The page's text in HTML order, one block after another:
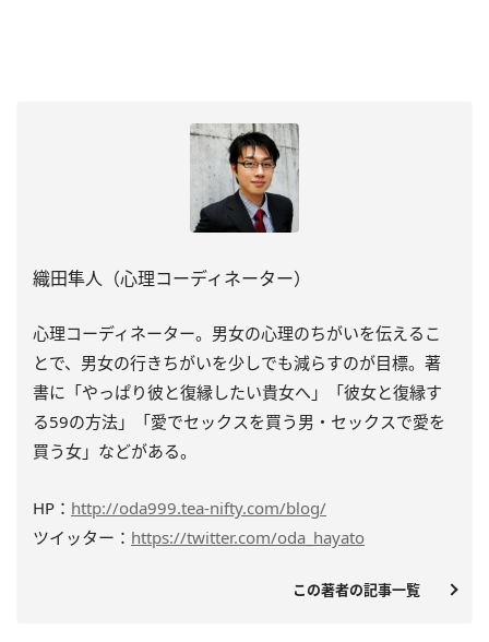
織田隼人（心理コーディネーター）
心理コーディネーター。男女の心理のちがいを伝えるこ
とで、男女の行きちがいを少しでも減らすのが目標。著
書に「やっぱり彼と復縁したい貴女へ」「彼女と復縁す
る59の方法」「愛でセックスを買う男・セックスで愛を
買う女」などがある。
HP： http://oda999.tea-nifty.com/blog/
ツイッター： https://twitter.com/oda_hayato
この著者の記事一覧